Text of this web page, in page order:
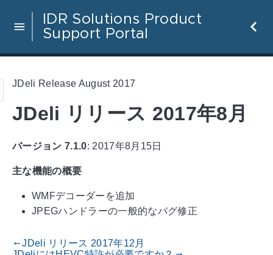
IDR Solutions Product
Support Portal
JDeli Release August 2017
JDeli リリース 2017年8月
バージョン 7.1.0: 2017年8月15日
主な機能の概要
WMFデコーダーを追加
JPEGハンドラーの一般的なバグ修正
gdoc_arrow_left_altJDeli リリース 2017年12月